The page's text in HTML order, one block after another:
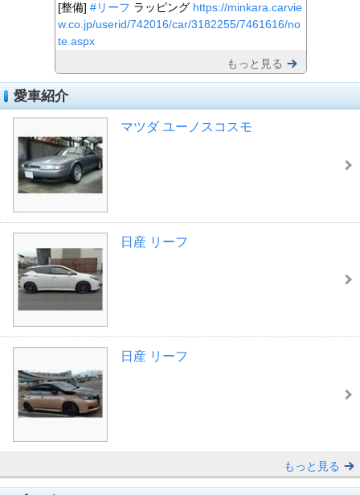
[整備] #リーフ ラッピング https://minkara.carvie
w.co.jp/userid/742016/car/3182255/7461616/no
te.aspx
もっと見る
愛車紹介
マツダ ユーノスコスモ
日産 リーフ
日産 リーフ
もっと見る